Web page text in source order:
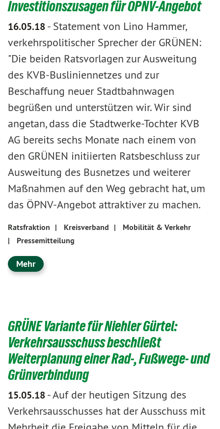
Investitionszusagen für ÖPNV-Angebot
16.05.18- Statement von Lino Hammer,
verkehrspolitischer Sprecher der GRÜNEN:
"Die beiden Ratsvorlagen zur Ausweitung
des KVB-Busliniennetzes und zur
Beschaffung neuer Stadtbahnwagen
begrüßen und unterstützen wir. Wir sind
angetan, dass die Stadtwerke-Tochter KVB
AG bereits sechs Monate nach einem von
den GRÜNEN initiierten Ratsbeschluss zur
Ausweitung des Busnetzes und weiterer
Maßnahmen auf den Weg gebracht hat, um
das ÖPNV-Angebot attraktiver zu machen.
Ratsfraktion | Kreisverband |
Mobilität & Verkehr
|
Pressemitteilung
Mehr
GRÜNE Variante für Niehler Gürtel:
Verkehrsausschuss beschließt
Weiterplanung einer Rad-, Fußwege- und
Grünverbindung
15.05.18-Auf der heutigen Sitzung des
Verkehrsausschusses hat der Ausschuss mit